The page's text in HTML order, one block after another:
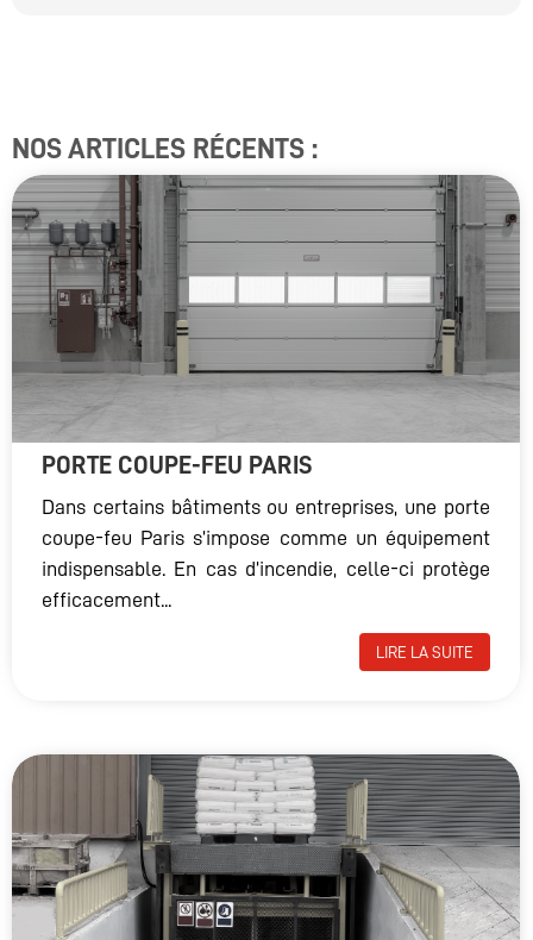
NOS ARTICLES RÉCENTS :
PORTE COUPE-FEU PARIS
Dans certains bâtiments ou entreprises, une porte
coupe-feu Paris s’impose comme un équipement
indispensable. En cas d’incendie, celle-ci protège
efficacement...
LIRE LA SUITE